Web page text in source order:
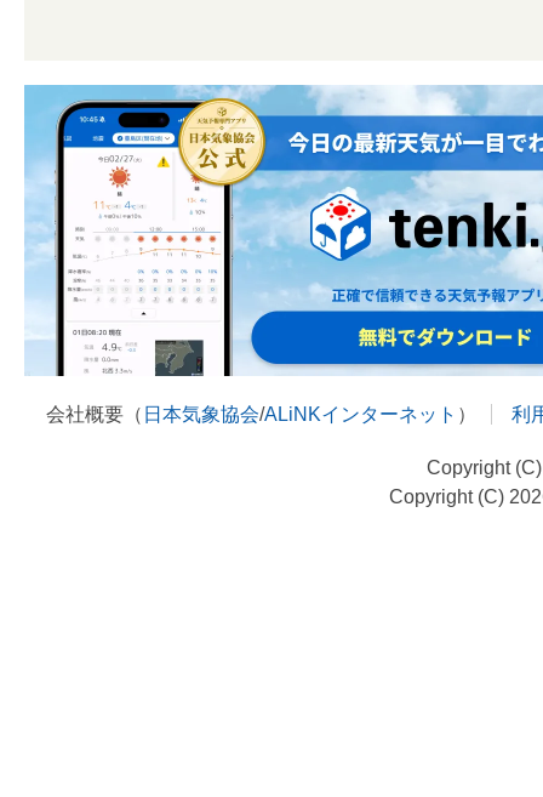
会社概要（ 日本気象協会/ALiNKインターネット ） 利
Copyright
Copyright (C)